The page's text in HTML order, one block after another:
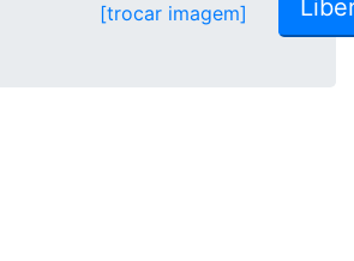
[trocar imagem]